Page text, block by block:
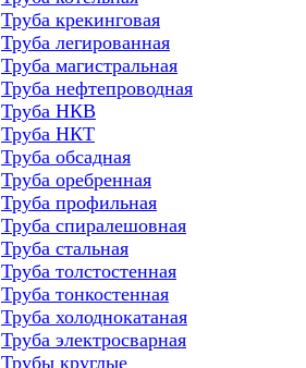
Труба крекинговая
Труба легированная
Труба магистральная
Труба нефтепроводная
Труба НКВ
Труба НКТ
Труба обсадная
Труба оребренная
Труба профильная
Труба спиралешовная
Труба стальная
Труба толстостенная
Труба тонкостенная
Труба холоднокатаная
Труба электросварная
Трубы круглые